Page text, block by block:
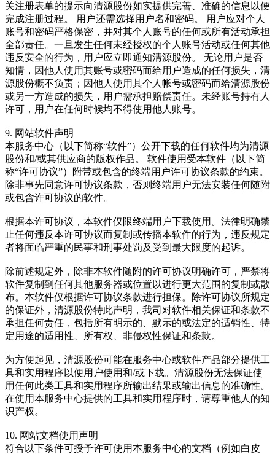
关注册表单的提示向清源股份如实提供完善、准确的信息以便
完成注册过程。 用户还需选择用户名和密码。 用户应对个人
账号和密码严格保密，并对其个人账号的任何或所有活动承担
全部责任。一旦发生任何未经授权的个人账号活动或任何其他
违反安全的行为，用户应立即通知清源股份。 无论用户是否
知情，因他人使用其账号或密码而给用户造成的任何损失，清
源股份概不负责；因他人使用其个人帐号或密码而给清源股份
或另一方造成的损失，用户需承担赔偿责任。未经账号持有人
许可，用户在任何时候均不得使用他人账号。
9. 网站软件声明
本服务中心（以下简称“软件”）公开下载的任何软件均为清源
股份和/或其供应商的版权作品。 软件使用受本软件（以下简
称“许可协议”）附带或包含的终端用户许可协议条款的约束。
除非事先同意许可协议条款，否则终端用户无法安装任何随附
或包含许可协议的软件。
根据本许可协议，本软件仅限终端用户下载使用。法律明确禁
止任何违反本许可协议而复制或传播本软件的行为，违反规定
者将面临严重的民事和刑事处罚及受到最大限度的起诉。
除前述规定外，除非本软件随附的许可协议明确许可，严禁将
软件复制到任何其他服务器或位置以进行更大范围的复制或散
布。本软件仅根据许可协议条款进行担保。除许可协议所规定
的保证外，清源股份特此声明，我司对软件相关保证和条款不
承担任何责任，包括所有明示的、默示的或法定的适销性、特
定用途的适用性、所有权、非侵权性保证和条款。
为方便起见，清源股份可能在服务中心或软件产品部分提供工
具和实用程序以便用户使用和/或下载。清源股份无法保证使
用任何此类工具和实用程序所输出结果或输出信息的准确性。
在使用本服务中心提供的工具和实用程序时，请尊重他人的知
识产权。
10. 网站文档使用声明
符合以下条件可授予许可使用本服务中心的文档（例如白皮